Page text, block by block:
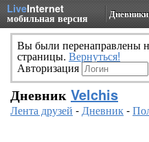
LiveInternet
мобильная версия Дневники
Вы были перенаправлены
страницы. Вернуться!
Авторизация
Дневник Velchis
Лента друзей -Дневник-